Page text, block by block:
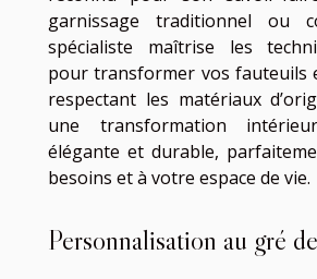
garnissage traditionnel ou
spécialiste maîtrise les
pour transformer vos fauteuils
respectant les matériaux
une transformation
élégante et durable,
besoins et à votre espace de vie.
Personnalisation au gré